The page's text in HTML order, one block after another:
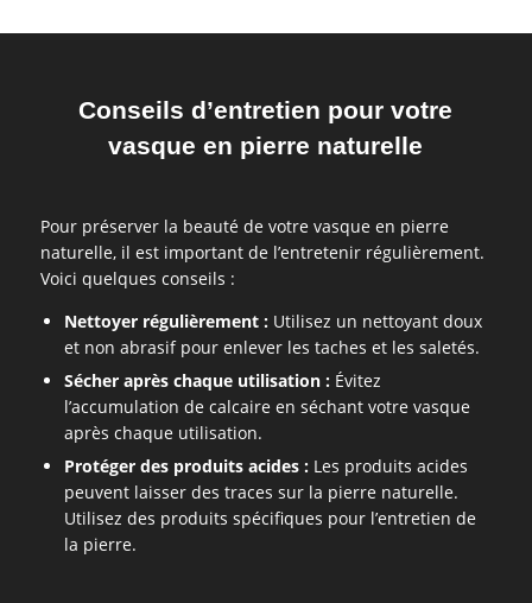
Conseils d’entretien pour votre
vasque en pierre naturelle
Pour préserver la beauté de votre vasque en pierre
naturelle, il est important de l’entretenir régulièrement.
Voici quelques conseils :
Nettoyer régulièrement : Utilisez un nettoyant doux
et non abrasif pour enlever les taches et les saletés.
Sécher après chaque utilisation : Évitez
l’accumulation de calcaire en séchant votre vasque
après chaque utilisation.
Protéger des produits acides : Les produits acides
peuvent laisser des traces sur la pierre naturelle.
Utilisez des produits spécifiques pour l’entretien de
la pierre.